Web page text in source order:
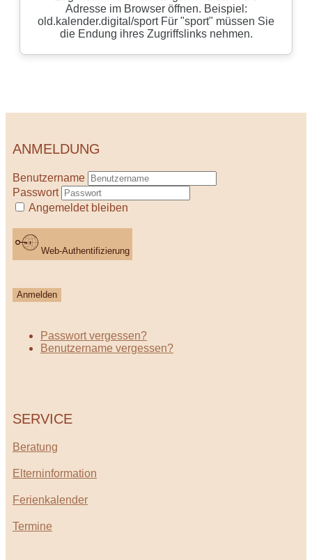
ANMELDUNG
Benutzername
Passwort
Angemeldet bleiben
Web-Authentifizierung
Anmelden
Passwort vergessen?
Benutzername vergessen?
SERVICE
Beratung
Elterninformation
Ferienkalender
Termine